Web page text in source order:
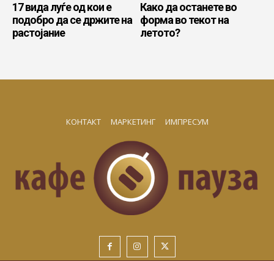
17 вида луѓе од кои е
подобро да се држите на
растојание
Како да останете во
форма во текот на
летото?
КОНТАКТ МАРКЕТИНГ ИМПРЕСУМ